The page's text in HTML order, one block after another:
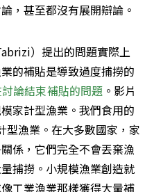
，甚至都沒有展開辯論。
）提出的問題實際上
的補貼是導致過度捕撈的
論結束補貼的問題 。影片
家計型漁業。我們食用的
型漁業。在大多數國家，家
係，它們完全不會丟棄漁
捕撈。小規模漁業創造就
工業漁業那樣獲得大量補